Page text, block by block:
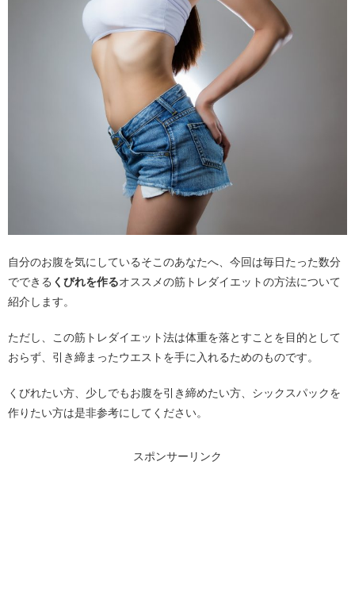
自分のお腹を気にしているそこのあなたへ、今回は毎日たった数分
でできる くびれを作るオススメの筋トレダイエットの方法について
紹介します。
ただし、この筋トレダイエット法は体重を落とすことを目的として
おらず、引き締まったウエストを手に入れるためのものです。
くびれたい方、少しでもお腹を引き締めたい方、シックスパックを
作りたい方は是非参考にしてください。
スポンサーリンク